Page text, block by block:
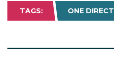
TAGS: ONE